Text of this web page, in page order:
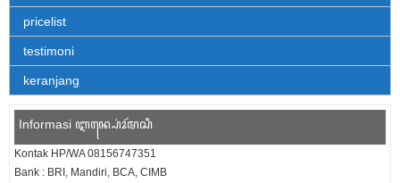
pricelist
testimoni
keranjang
Informasi ꦆꦤ꧀ꦥ꦳ꦺꦴꦂꦩꦱꦶ
Kontak HP/WA 08156747351
Bank : BRI, Mandiri, BCA, CIMB